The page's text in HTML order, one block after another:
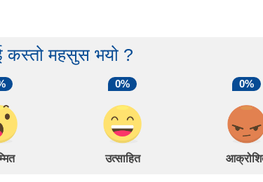
कस्तो महसुस भयो ?
0%
उत्साहित
0%